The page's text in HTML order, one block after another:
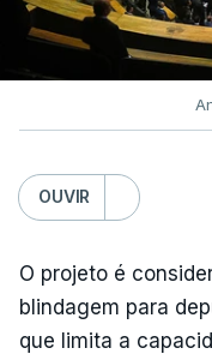
OUVIR
O projeto é
blindagem para
que limita a